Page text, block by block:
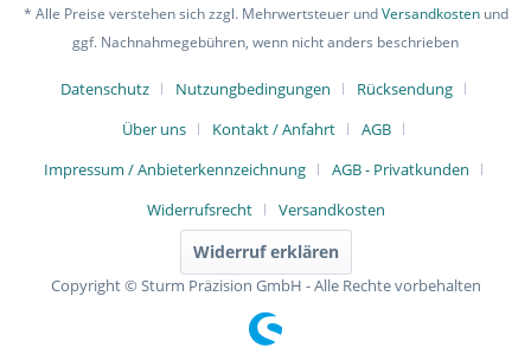
* Alle Preise verstehen sich zzgl. Mehrwertsteuer undVersandkostenund
ggf. Nachnahmegebühren, wenn nicht anders beschrieben
Datenschutz Nutzungbedingungen
Rücksendung
Über uns
Kontakt / Anfahrt
AGB
Impressum / Anbieterkennzeichnung
AGB - Privatkunden
Widerrufsrecht
Versandkosten
Widerruf erklären
Copyright © Sturm Präzision GmbH - Alle Rechte vorbehalten